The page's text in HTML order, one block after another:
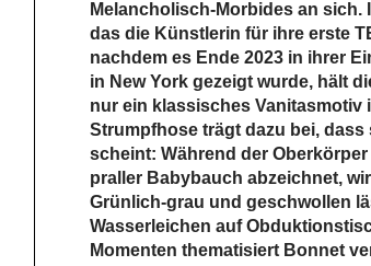
Melancholisch-Morbides an sich.
das die Künstlerin für ihre erste
nachdem es Ende 2023 in ihrer
in New York gezeigt wurde, hält
nur ein klassisches Vanitasmotiv
Strumpfhose trägt dazu bei,
scheint: Während der
praller Babybauch abzeichnet,
Grünlich-grau und geschwollen
Wasserleichen auf
Momenten thematisiert Bonnet